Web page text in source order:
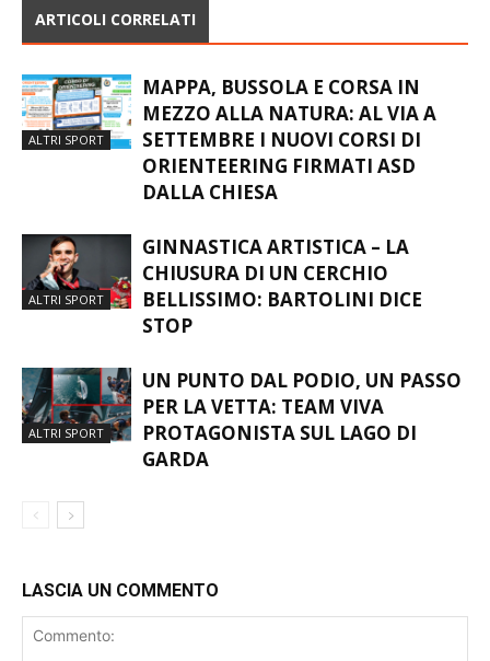
ARTICOLI CORRELATI
ALTRI SPORT
MAPPA, BUSSOLA E CORSA IN
MEZZO ALLA NATURA: AL VIA A
SETTEMBRE I NUOVI CORSI DI
ORIENTEERING FIRMATI ASD
DALLA CHIESA
ALTRI SPORT
GINNASTICA ARTISTICA – LA
CHIUSURA DI UN CERCHIO
BELLISSIMO: BARTOLINI DICE
STOP
ALTRI SPORT
UN PUNTO DAL PODIO, UN PASSO
PER LA VETTA: TEAM VIVA
PROTAGONISTA SUL LAGO DI
GARDA
LASCIA UN COMMENTO